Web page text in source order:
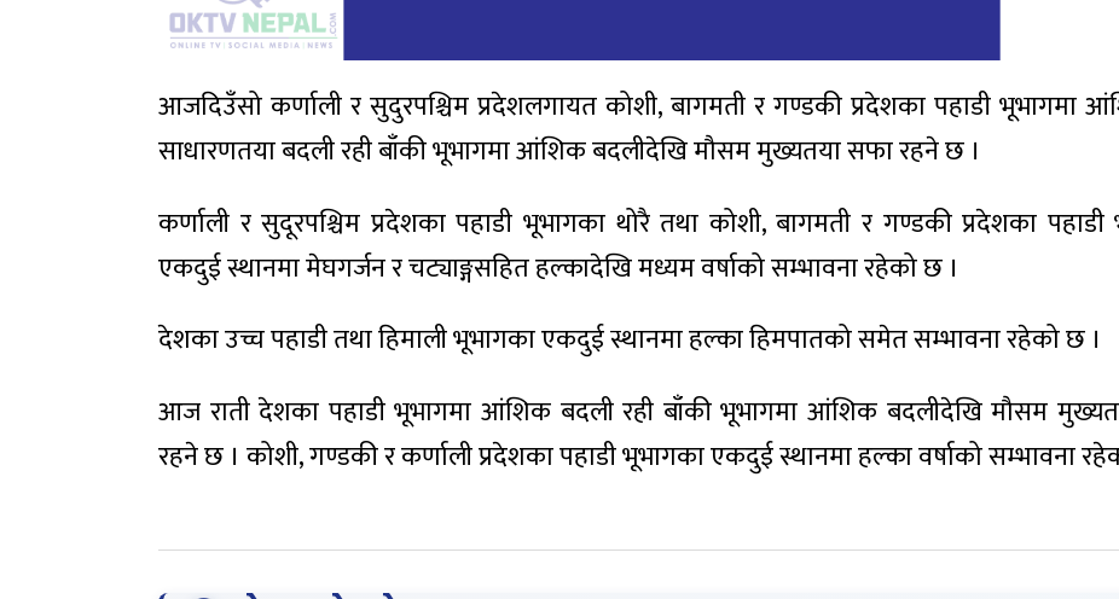
आजदिउँसो कर्णाली र सुदुरपश्चिम प्रदेशलगायत कोशी, बागमती र गण्डकी प्रदेशका पहाडी भूभागमा
साधारणतया बदली रही बाँकी भूभागमा आंशिक बदलीदेखि मौसम मुख्यतया सफा रहने छ ।
कर्णाली र सुदूरपश्चिम प्रदेशका पहाडी भूभागका थोरै तथा कोशी, बागमती र गण्डकी प्रदेशका
एकदुई स्थानमा मेघगर्जन र चट्याङ्गसहित हल्कादेखि मध्यम वर्षाको सम्भावना रहेको छ ।
देशका उच्च पहाडी तथा हिमाली भूभागका एकदुई स्थानमा हल्का हिमपातको समेत सम्भावना रहेको छ ।
आज राती देशका पहाडी भूभागमा आंशिक बदली रही बाँकी भूभागमा आंशिक बदलीदेखि मौसम
रहने छ । कोशी, गण्डकी र कर्णाली प्रदेशका पहाडी भूभागका एकदुई स्थानमा हल्का वर्षाको सम्भावना